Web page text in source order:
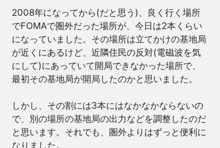
2008年になってから(だと思う)、良く行く場所
でFOMAで圏外だった場所が、今日は2本くらい
になっていました。その場所は立てかけの基地局
が近くにあるけど、近隣住民の反対(電磁波を気
にして)にあっていて開局できなかった場所で、
最初その基地局が開局したのかと思いました。
しかし、その割には3本にはなかなかならないの
で、別の場所の基地局の出力などを調整したのだ
と思います。それでも、圏外よりはずっと便利に
なりました。